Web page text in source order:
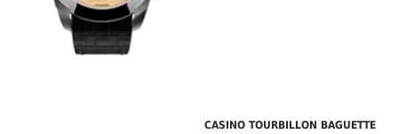
CASINO TOURBILLON BAGUETTE